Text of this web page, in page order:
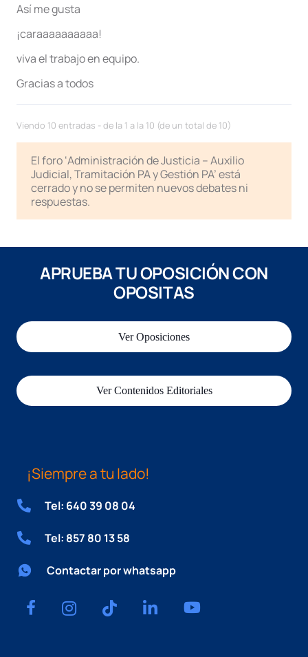
Así me gusta
¡caraaaaaaaaaa!
viva el trabajo en equipo.
Gracias a todos
Viendo 10 entradas - de la 1 a la 10 (de un total de 10)
El foro ‘Administración de Justicia – Auxilio
Judicial, Tramitación PA y Gestión PA’ está
cerrado y no se permiten nuevos debates ni
respuestas.
APRUEBA TU OPOSICIÓN CON
OPOSITAS
Ver Oposiciones
Ver Contenidos Editoriales
¡Siempre a tu lado!
Tel: 640 39 08 04
Tel: 857 80 13 58
Contactar por whatsapp